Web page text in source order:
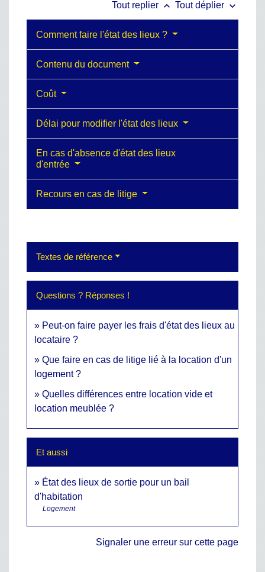
Tout replier keyboard_arrow_up Tout déplier keyboard_arrow_down
Comment faire l'état des lieux ?
Contenu du document
Coût
Délai pour modifier l'état des lieux
En cas d'absence d'état des lieux
d'entrée
Recours en cas de litige
Textes de référence
Questions ? Réponses !
Peut-on faire payer les frais d'état des lieux au
locataire ?
Que faire en cas de litige lié à la location d'un
logement ?
Quelles différences entre location vide et
location meublée ?
Et aussi
État des lieux de sortie pour un bail
d'habitation
Logement
Signaler une erreur sur cette page